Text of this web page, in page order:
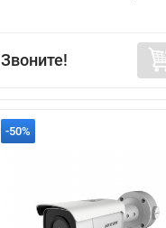
Звоните!
-50%